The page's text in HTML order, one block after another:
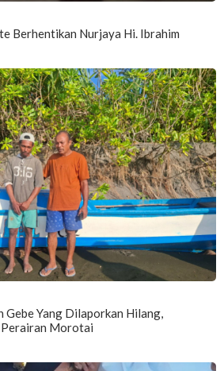
Berhentikan Nurjaya Hi. Ibrahim
Gebe Yang Dilaporkan Hilang,
Perairan Morotai